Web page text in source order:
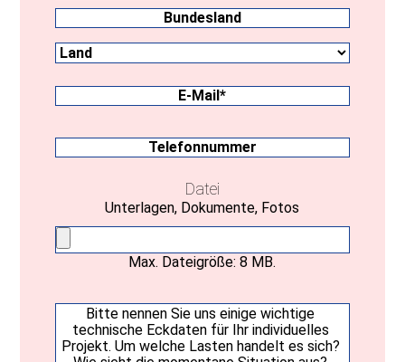
Ort
E-
Mail(erforderlich)
Telefonnummer
Datei
Unterlagen, Dokumente, Fotos
Max. Dateigröße: 8 MB.
Ihre
Nachricht(erforderlich)